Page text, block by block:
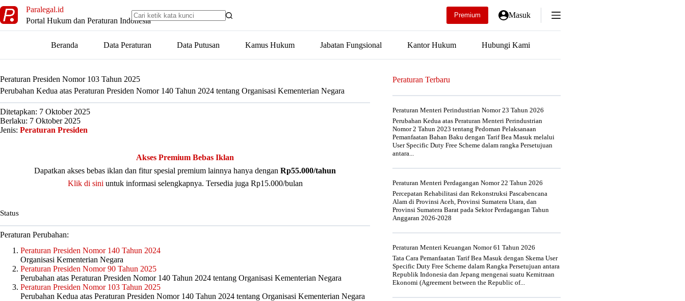
to
content
Paralegal.id
Portal Hukum dan Peraturan Indonesia
Premium Masuk
Beranda Data Peraturan Data Putusan Kamus Hukum Jabatan Fungsional Kantor Hukum Hubungi Kami
Peraturan Presiden Nomor 103 Tahun 2025
Perubahan Kedua atas Peraturan Presiden Nomor 140 Tahun 2024 tentang Organisasi Kementerian Negara
Ditetapkan: 7 Oktober 2025
Berlaku: 7 Oktober 2025
Jenis: Peraturan Presiden
Akses Premium Bebas Iklan
Dapatkan akses bebas iklan dan fitur spesial premium lainnya hanya dengan Rp55.000/tahun
Klik di sini untuk informasi selengkapnya. Tersedia juga Rp15.000/bulan
Status
Peraturan Perubahan:
Peraturan Presiden Nomor 140 Tahun 2024
Organisasi Kementerian Negara
Peraturan Presiden Nomor 90 Tahun 2025
Perubahan atas Peraturan Presiden Nomor 140 Tahun 2024 tentang Organisasi Kementerian Negara
Peraturan Presiden Nomor 103 Tahun 2025
Perubahan Kedua atas Peraturan Presiden Nomor 140 Tahun 2024 tentang Organisasi Kementerian Negara
Peraturan Terbaru
Peraturan Menteri Perindustrian Nomor 23 Tahun 2026
Perubahan Kedua atas Peraturan Menteri Perindustrian
Nomor 2 Tahun 2023 tentang Pedoman Pelaksanaan
Pemanfaatan Bahan Baku dengan Tarif Bea Masuk melalui
User Specific Duty Free Scheme dalam rangka Persetujuan
antara...
Peraturan Menteri Perdagangan Nomor 22 Tahun 2026
Percepatan Rehabilitasi dan Rekonstruksi Pascabencana
Alam di Provinsi Aceh, Provinsi Sumatera Utara, dan
Provinsi Sumatera Barat pada Sektor Perdagangan Tahun
Anggaran 2026-2028
Peraturan Menteri Keuangan Nomor 61 Tahun 2026
Tata Cara Pemanfaatan Tarif Bea Masuk dengan Skema User
Specific Duty Free Scheme dalam Rangka Persetujuan antara
Republik Indonesia dan Jepang mengenai suatu Kemitraan
Ekonomi (Agreement between the Republic of...